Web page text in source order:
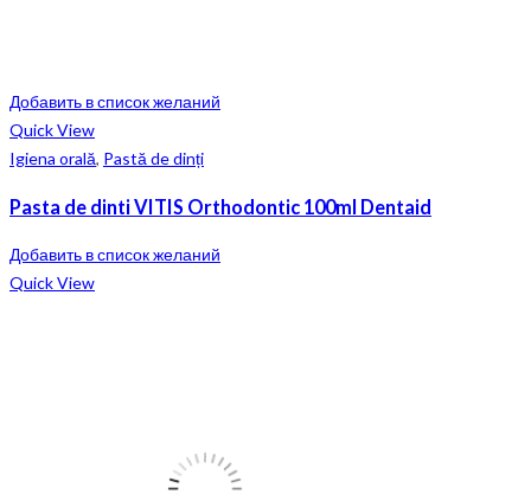
Добавить в список желаний
Quick View
Igiena orală, Pastă de dinți
Pasta de dinti VITIS Orthodontic 100ml Dentaid
Добавить в список желаний
Quick View